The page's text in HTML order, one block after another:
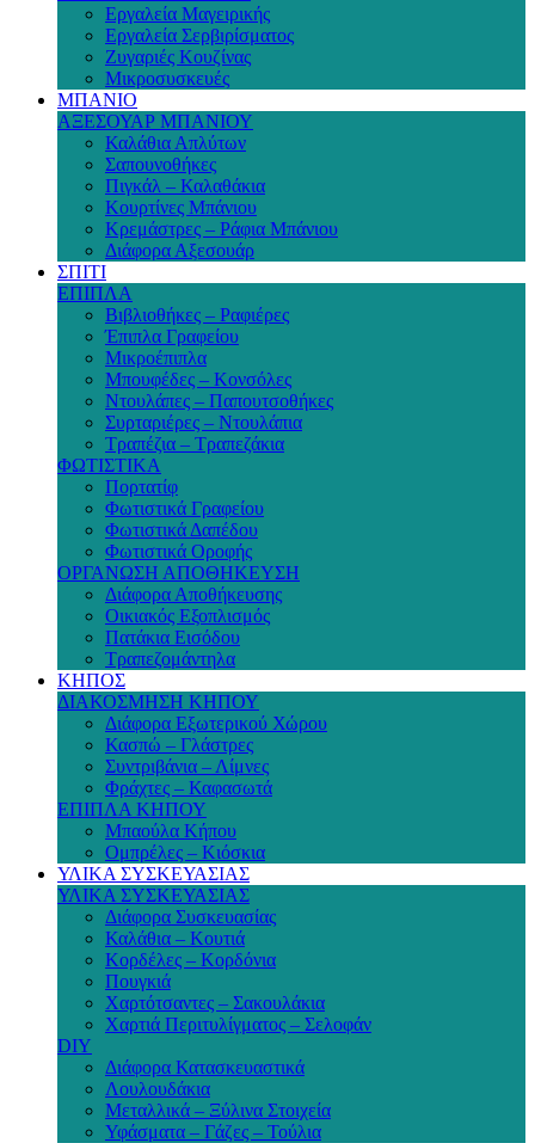
Εργαλεία Μαγειρικής
Εργαλεία Σερβιρίσματος
Ζυγαριές Κουζίνας
Μικροσυσκευές
ΜΠΑΝΙΟ
ΑΞΕΣΟΥΑΡ ΜΠΑΝΙΟΥ
Καλάθια Απλύτων
Σαπουνοθήκες
Πιγκάλ – Καλαθάκια
Κουρτίνες Μπάνιου
Κρεμάστρες – Ράφια Μπάνιου
Διάφορα Αξεσουάρ
ΣΠΙΤΙ
ΕΠΙΠΛΑ
Βιβλιοθήκες – Ραφιέρες
Έπιπλα Γραφείου
Μικροέπιπλα
Μπουφέδες – Κονσόλες
Ντουλάπες – Παπουτσοθήκες
Συρταριέρες – Ντουλάπια
Τραπέζια – Τραπεζάκια
ΦΩΤΙΣΤΙΚΑ
Πορτατίφ
Φωτιστικά Γραφείου
Φωτιστικά Δαπέδου
Φωτιστικά Οροφής
ΟΡΓΑΝΩΣΗ ΑΠΟΘΗΚΕΥΣΗ
Διάφορα Αποθήκευσης
Οικιακός Εξοπλισμός
Πατάκια Εισόδου
Τραπεζομάντηλα
ΚΗΠΟΣ
ΔΙΑΚΟΣΜΗΣΗ ΚΗΠΟΥ
Διάφορα Εξωτερικού Χώρου
Κασπώ – Γλάστρες
Συντριβάνια – Λίμνες
Φράχτες – Καφασωτά
ΕΠΙΠΛΑ ΚΗΠΟΥ
Μπαούλα Κήπου
Ομπρέλες – Κιόσκια
ΥΛΙΚΑ ΣΥΣΚΕΥΑΣΙΑΣ
ΥΛΙΚΑ ΣΥΣΚΕΥΑΣΙΑΣ
Διάφορα Συσκευασίας
Καλάθια – Κουτιά
Κορδέλες – Κορδόνια
Πουγκιά
Χαρτότσαντες – Σακουλάκια
Χαρτιά Περιτυλίγματος – Σελοφάν
DIY
Διάφορα Κατασκευαστικά
Λουλουδάκια
Μεταλλικά – Ξύλινα Στοιχεία
Υφάσματα – Γάζες – Τούλια